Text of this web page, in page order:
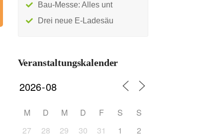
Bau-Messe: Alles unt
Drei neue E-Ladesäu
Veranstaltungskalender
M D M D F S
S
27
28 29 30 31 1
2